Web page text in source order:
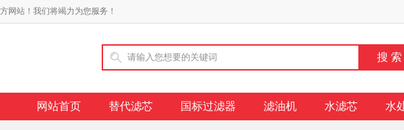
网站！我们将竭力为您服务！
网站首页 替代滤芯 国标过滤器 滤油机 水滤芯 水